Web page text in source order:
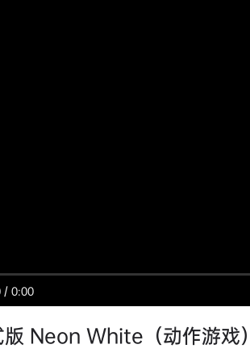
/ 0:00
版 Neon White（动作游戏